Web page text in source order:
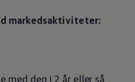
markedsaktiviteter:
med deg i 2 år eller så